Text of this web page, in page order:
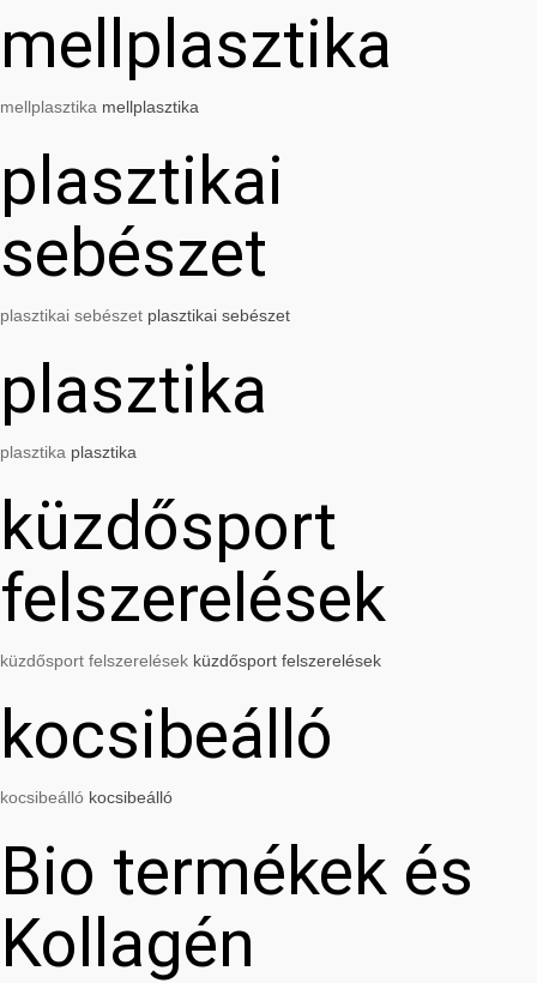
mellplasztika
mellplasztika mellplasztika
plasztikai
sebészet
plasztikai sebészet plasztikai sebészet
plasztika
plasztika plasztika
küzdősport
felszerelések
küzdősport felszerelések küzdősport felszerelések
kocsibeálló
kocsibeálló kocsibeálló
Bio termékek és
Kollagén